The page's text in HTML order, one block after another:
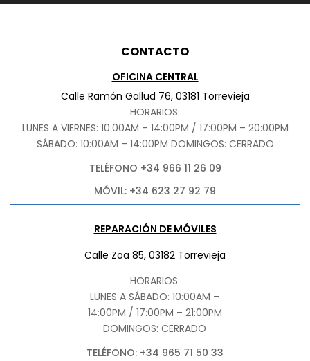
CONTACTO
OFICINA CENTRAL
Calle Ramón Gallud 76, 03181 Torrevieja
HORARIOS:
LUNES A VIERNES: 10:00AM – 14:00PM / 17:00PM – 20:00PM
SÁBADO: 10:00AM – 14:00PM DOMINGOS: CERRADO
TELÉFONO +34 966 11 26 09
MÓVIL: +34 623 27 92 79
REPARACIÓN DE MÓVILES
Calle Zoa 85, 03182 Torrevieja
HORARIOS:
LUNES A SÁBADO: 10:00AM –
14:00PM / 17:00PM – 21:00PM
DOMINGOS: CERRADO
TELÉFONO: +34 965 71 50 33